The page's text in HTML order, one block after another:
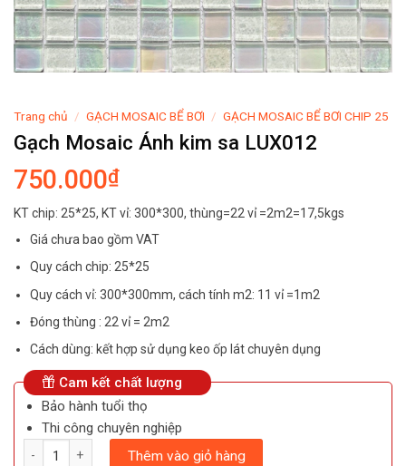
Trang chủ / GẠCH MOSAIC BỂ BƠI / GẠCH MOSAIC BỂ BƠI CHIP 25
Gạch Mosaic Ánh kim sa LUX012
750.000₫
KT chip: 25*25, KT vỉ: 300*300, thùng=22 vỉ =2m2=17,5kgs
Giá chưa bao gồm VAT
Quy cách chip: 25*25
Quy cách vỉ: 300*300mm, cách tính m2: 11 vỉ =1m2
Đóng thùng : 22 vỉ = 2m2
Cách dùng: kết hợp sử dụng keo ốp lát chuyên dụng
Cam kết chất lượng
Bảo hành tuổi thọ
Thi công chuyên nghiệp
Số lượng
Thêm vào giỏ hàng